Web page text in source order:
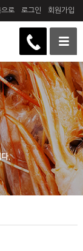
으로 로그인 회원가입
.